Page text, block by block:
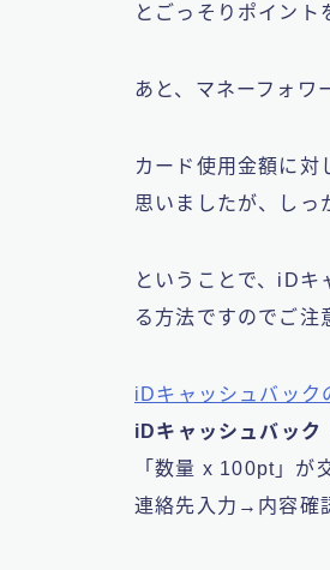
とごっそりポイント
あと、 マネーフォワ
カード使用金額に対
思いましたが、
しっ
ということで、iDキ
る方法ですのでご注
iDキャッシュバック
iDキャッシュバック
「数量 x 100pt」が
連絡先入力→内容確